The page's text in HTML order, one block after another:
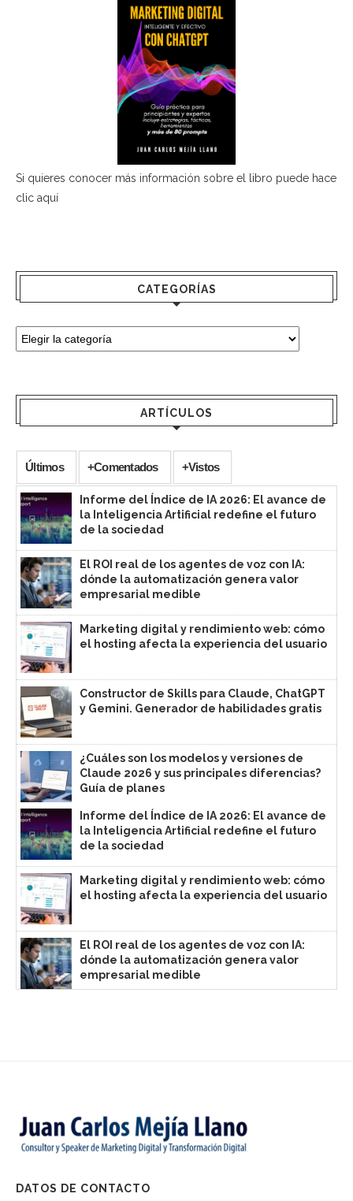
Si quieres conocer más información sobre el libro puede hace
clic aquí
CATEGORÍAS
ARTÍCULOS
Últimos +Comentados +Vistos
Informe del Índice de IA 2026: El avance de
la Inteligencia Artificial redefine el futuro
de la sociedad
El ROI real de los agentes de voz con IA:
dónde la automatización genera valor
empresarial medible
Marketing digital y rendimiento web: cómo
el hosting afecta la experiencia del usuario
Constructor de Skills para Claude, ChatGPT
y Gemini. Generador de habilidades gratis
¿Cuáles son los modelos y versiones de
Claude 2026 y sus principales diferencias?
Guía de planes
Informe del Índice de IA 2026: El avance de
la Inteligencia Artificial redefine el futuro
de la sociedad
Marketing digital y rendimiento web: cómo
el hosting afecta la experiencia del usuario
El ROI real de los agentes de voz con IA:
dónde la automatización genera valor
empresarial medible
DATOS DE CONTACTO